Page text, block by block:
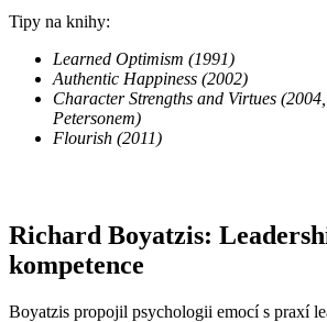
Tipy na knihy:
Learned Optimism (1991)
Authentic Happiness (2002)
Character Strengths and Virtues
Petersonem)
Flourish (2011)
Richard Boyatzis:
kompetence
Boyatzis propojil psychologii emocí s praxí